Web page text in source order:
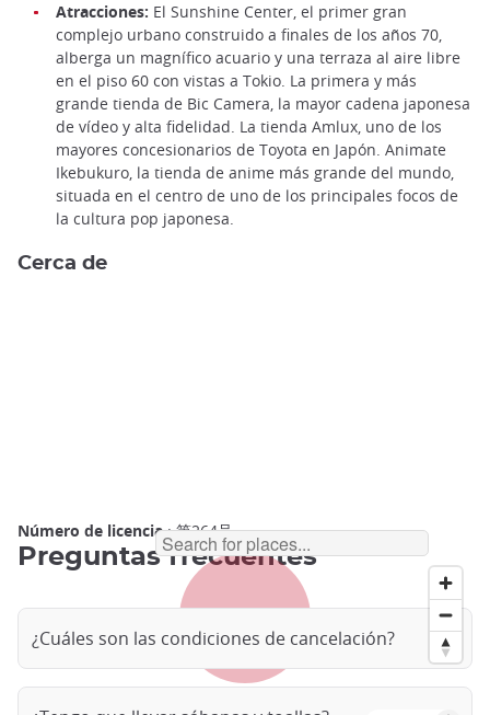
Atracciones: El Sunshine Center, el primer gran
complejo urbano construido a finales de los años 70,
alberga un magnífico acuario y una terraza al aire libre
en el piso 60 con vistas a Tokio. La primera y más
grande tienda de Bic Camera, la mayor cadena japonesa
de vídeo y alta fidelidad. La tienda Amlux, uno de los
mayores concesionarios de Toyota en Japón. Animate
Ikebukuro, la tienda de anime más grande del mundo,
situada en el centro de uno de los principales focos de
la cultura pop japonesa.
Cerca de
Número de licencia: 第264号
Preguntas frecuentes
¿Cuáles son las condiciones de cancelación?